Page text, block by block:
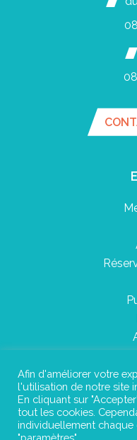
Afin d'améliorer votre
l'utilisation de notre site
En cliquant sur
tout les cookies.
individuellement
"paramètres".